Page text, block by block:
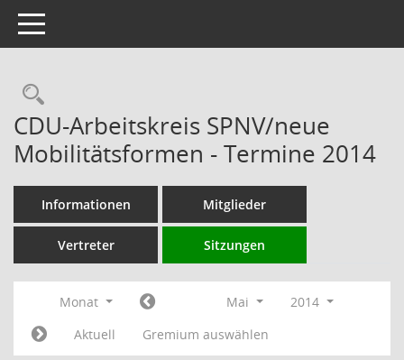
Toggle navigation
Rechercheauswahl
CDU-Arbeitskreis SPNV/neue
Mobilitätsformen - Termine 2014
Informationen Mitglieder
Vertreter Sitzungen
Monat Mai
2014
Aktuell
Gremium auswählen